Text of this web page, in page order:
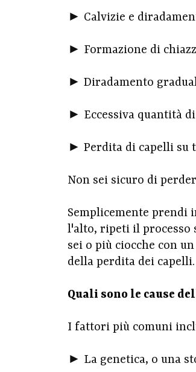
► Calvizie e
► Formazione di
► Diradamento
► Eccessiva quantità
► Perdita di capelli su
Non sei sicuro di
Semplicemente prendi
l'alto, ripeti il processo
sei o più ciocche con
della perdita dei capelli.
Quali sono le cause
I fattori più comuni
► La genetica, o una